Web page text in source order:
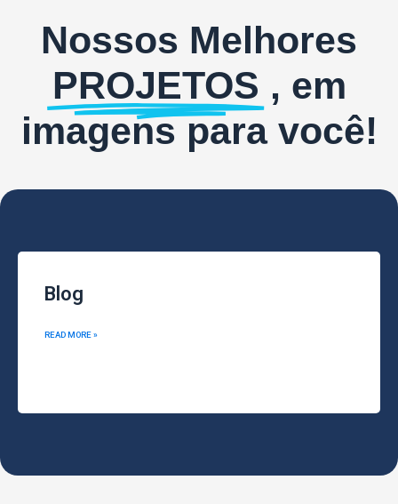
Nossos Melhores
PROJETOS , em
imagens para você!
Blog
READ MORE »